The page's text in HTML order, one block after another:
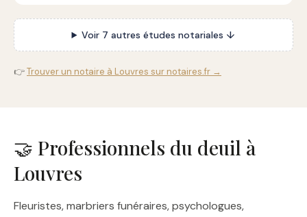
Voir 7 autres études notariales ↓
👉Trouver un notaire à Louvres sur notaires.fr →
🤝 Professionnels du deuil à
Louvres
Fleuristes, marbriers funéraires, psychologues,